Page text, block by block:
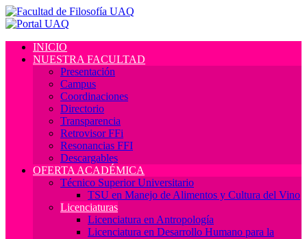
INICIO
NUESTRA FACULTAD
Presentación
Campus
Coordinaciones
Directorio
Transparencia
Retrovisor FFi
Resonancias FFI
Descargables
OFERTA ACADÉMICA
Técnico Superior Universitario
TSU en Manejo de Alimentos y Cultura del Vino
Licenciaturas
Licenciatura en Antropología
Licenciatura en Desarrollo Humano para la